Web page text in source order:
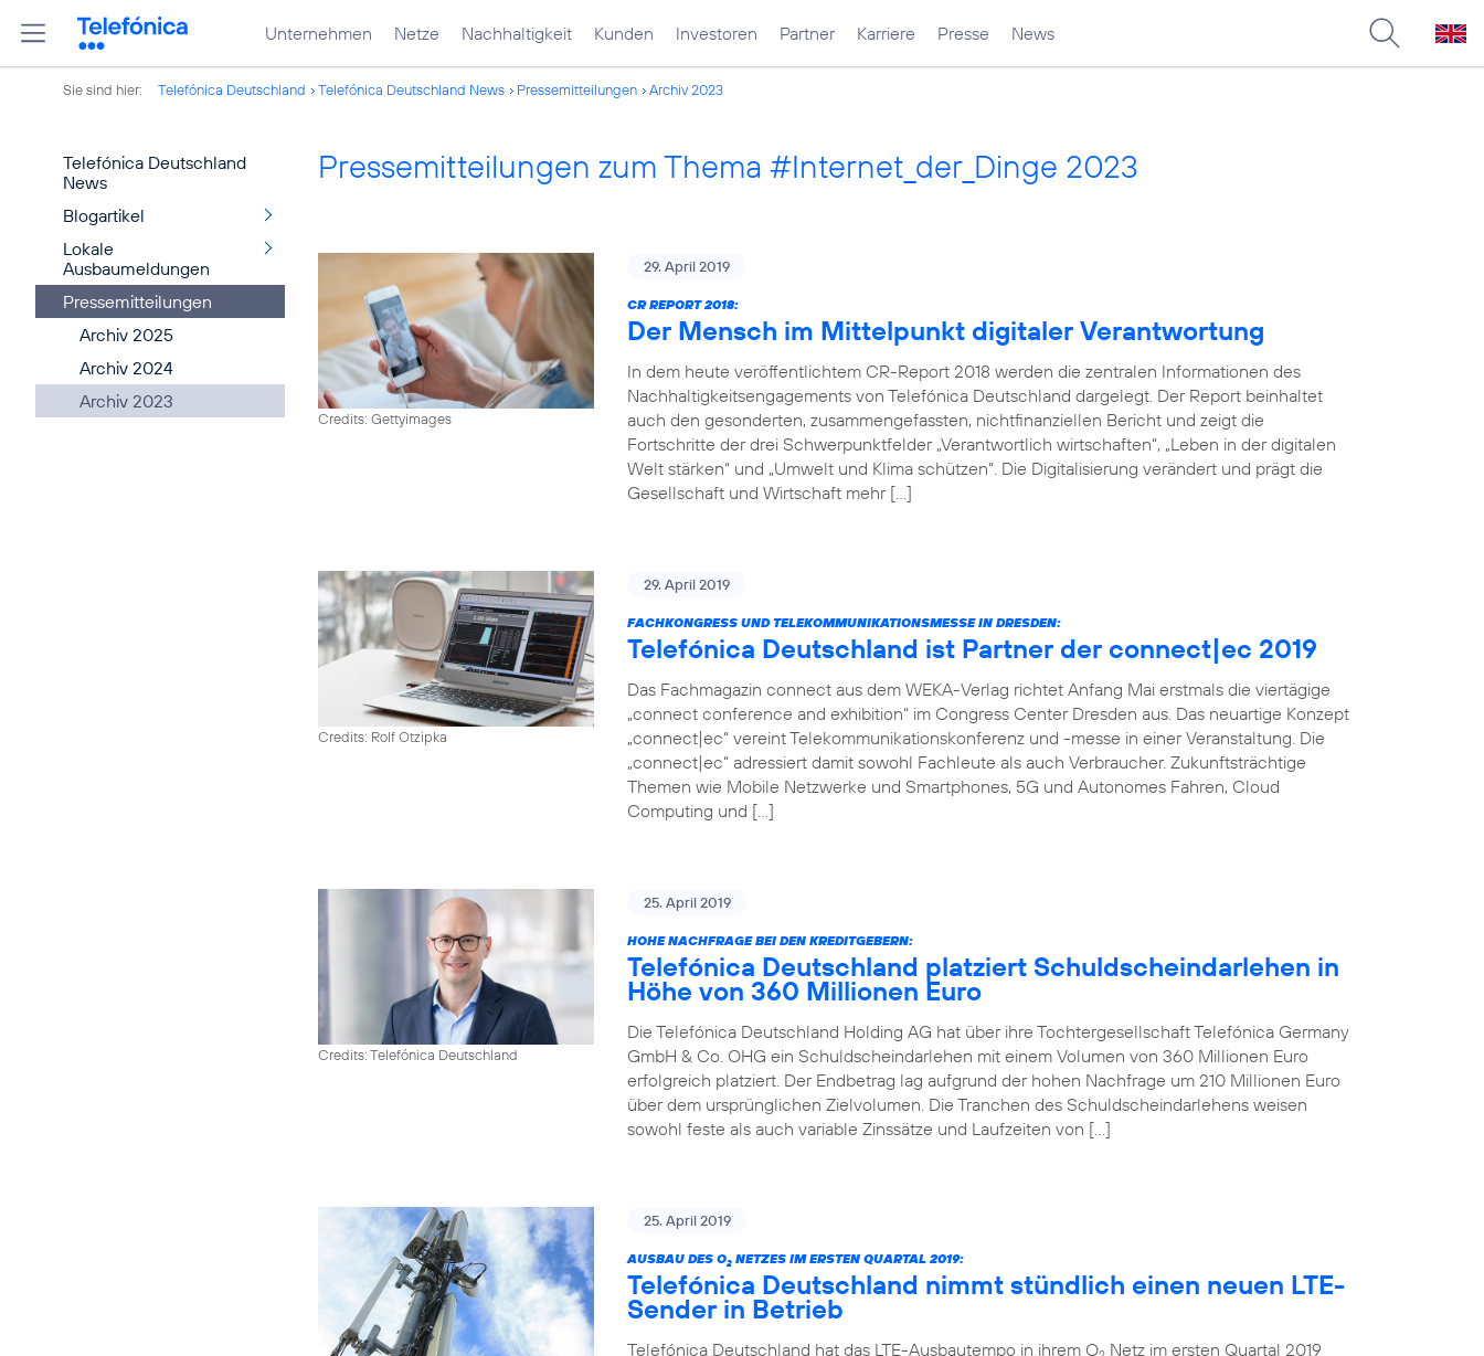
Unternehmen Netze Nachhaltigkeit Kunden Investoren Partner Karriere Presse News
Sie sind hier: Telefónica Deutschland Telefónica Deutschland News Pressemitteilungen Archiv 2023
Telefónica Deutschland
News
Blogartikel
Lokale
Ausbaumeldungen
Pressemitteilungen
Archiv 2025
Archiv 2024
Archiv 2023
Pressemitteilungen zum Thema #Internet_der_Dinge 2023
Credits: Gettyimages
29. April 2019
CR REPORT 2018:
Der Mensch im Mittelpunkt digitaler Verantwortung
In dem heute veröffentlichtem CR-Report 2018 werden die zentralen Informationen des
Nachhaltigkeitsengagements von Telefónica Deutschland dargelegt. Der Report beinhaltet
auch den gesonderten, zusammengefassten, nichtfinanziellen Bericht und zeigt die
Fortschritte der drei Schwerpunktfelder „Verantwortlich wirtschaften“, „Leben in der digitalen
Welt stärken“ und „Umwelt und Klima schützen“. Die Digitalisierung verändert und prägt die
Gesellschaft und Wirtschaft mehr […]
Credits: Rolf Otzipka
29. April 2019
FACHKONGRESS UND TELEKOMMUNIKATIONSMESSE IN DRESDEN:
Telefónica Deutschland ist Partner der connect|ec 2019
Das Fachmagazin connect aus dem WEKA-Verlag richtet Anfang Mai erstmals die viertägige
„connect conference and exhibition“ im Congress Center Dresden aus. Das neuartige Konzept
„connect|ec“ vereint Telekommunikationskonferenz und -messe in einer Veranstaltung. Die
„connect|ec“ adressiert damit sowohl Fachleute als auch Verbraucher. Zukunftsträchtige
Themen wie Mobile Netzwerke und Smartphones, 5G und Autonomes Fahren, Cloud
Computing und […]
Credits: Telefónica Deutschland
25. April 2019
HOHE NACHFRAGE BEI DEN KREDITGEBERN:
Telefónica Deutschland platziert Schuldscheindarlehen in
Höhe von 360 Millionen Euro
Die Telefónica Deutschland Holding AG hat über ihre Tochtergesellschaft Telefónica Germany
GmbH & Co. OHG ein Schuldscheindarlehen mit einem Volumen von 360 Millionen Euro
erfolgreich platziert. Der Endbetrag lag aufgrund der hohen Nachfrage um 210 Millionen Euro
über dem ursprünglichen Zielvolumen. Die Tranchen des Schuldscheindarlehens weisen
sowohl feste als auch variable Zinssätze und Laufzeiten von […]
25. April 2019
AUSBAU DES O2 NETZES IM ERSTEN QUARTAL 2019:
Telefónica Deutschland nimmt stündlich einen neuen LTE-
Sender in Betrieb
Telefónica Deutschland hat das LTE-Ausbautempo in ihrem O Netz im ersten Quartal 2019